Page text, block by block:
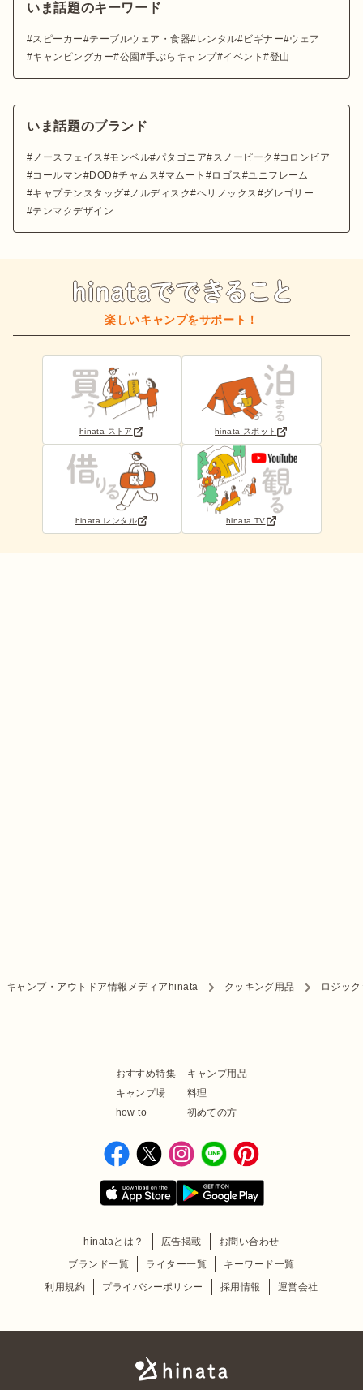
いま話題のキーワード
スピーカー テーブルウェア・食器 レンタル ビギナー
ウェア
キャンピングカー 公園 手ぶらキャンプ イベント 登山
いま話題のブランド
ノースフェイス モンベル パタゴニア スノーピーク
コロンビア
コールマン
DOD チャムス マムート ロゴス
ユニフレーム
キャプテンスタッグ
ノルディスク ヘリノックス
グレゴリー
テンマクデザイン
楽しいキャンプをサポート！
hinata ストア hinata スポット
hinata レンタル hinata TV
キャンプ・アウトドア情報メディアhinata クッキング用品 ロジッ
おすすめ特集
キャンプ用品
キャンプ場
料理
how to
初めての方
hinataとは？ 広告掲載
お問い合わせ
ブランド一覧
ライター一覧
キーワード一覧
利用規約
プライバシーポリシー 採用情報 運営会社